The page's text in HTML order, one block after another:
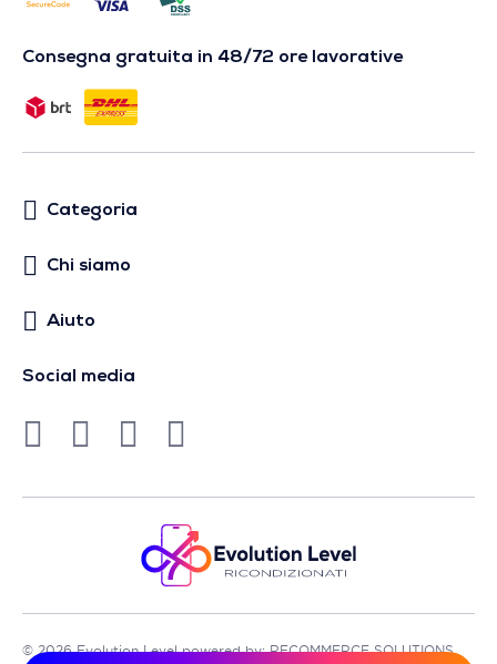
Consegna gratuita in 48/72 ore lavorative
Categoria
Chi siamo
Aiuto
Social media
© 2026 Evolution Level powered by: RECOMMERCE SOLUTIONS